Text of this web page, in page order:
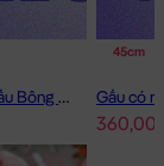
Gấu có mền 2in1 Gấu Bông Little Boy
45cm